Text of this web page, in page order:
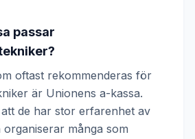
passar
oftast rekommenderas för
är Unionens a-kassa.
de har stor erfarenhet av
många som